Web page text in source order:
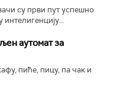
су први пут успешно
аутомат за
пиће, пицу, па чак и